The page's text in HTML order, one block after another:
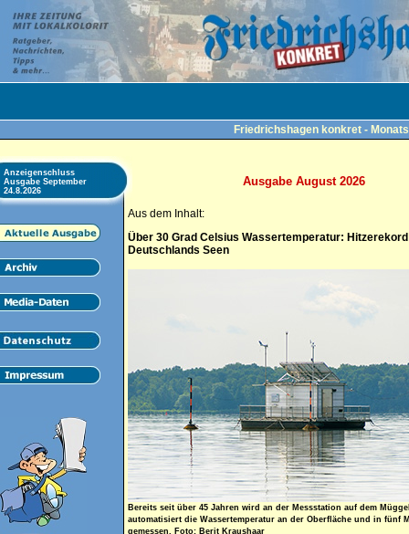
Friedrichshagen konkret -
Anzeigenschluss
Ausgabe September
24.8.2026
Ausgabe August 2026
Aus dem Inhalt:
Über 30 Grad Celsius Wassertemperatur:
Deutschlands Seen
Bereits seit über 45 Jahren wird an der Messstation auf dem
automatisiert die Wassertemperatur an der Oberfläche und in fünf
gemessen. Foto: Berit Kraushaar